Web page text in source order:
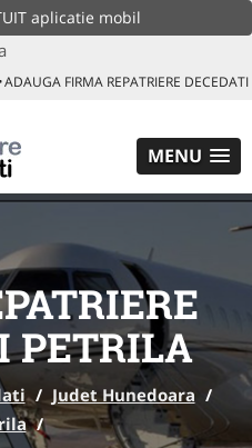
aplicatie mobil
ADAUGA FIRMA REPATRIERE DECEDATI
MENU
PETRILA
/ Judet Hunedoara /
/